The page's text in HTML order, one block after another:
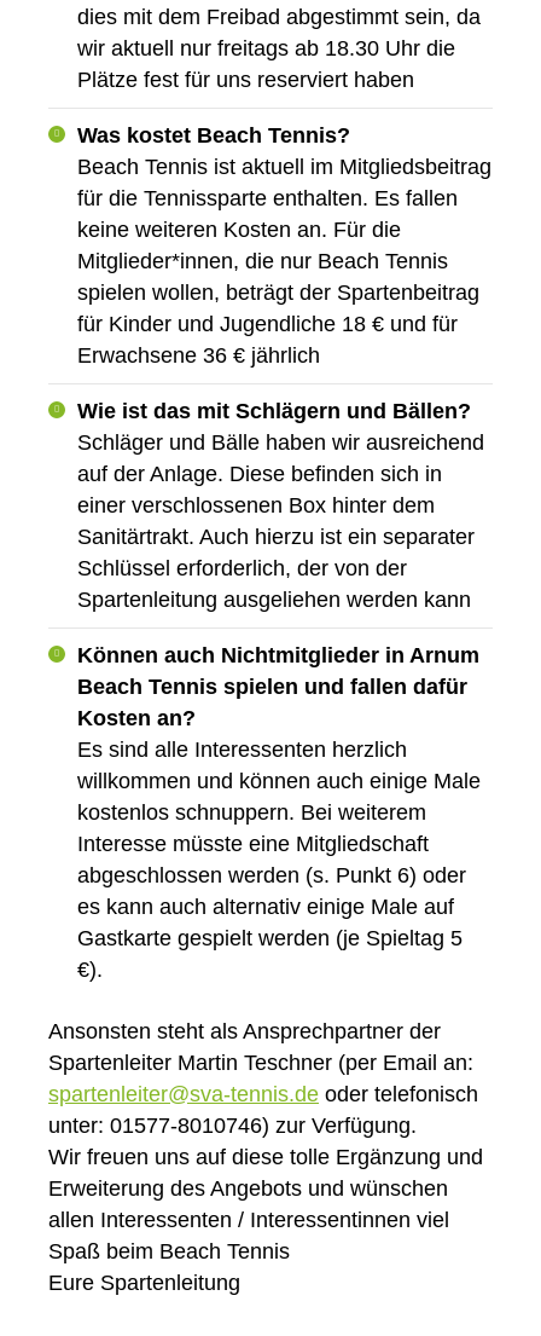
dies mit dem Freibad abgestimmt sein, da
wir aktuell nur freitags ab 18.30 Uhr die
Plätze fest für uns reserviert haben
Was kostet Beach Tennis?
Beach Tennis ist aktuell im Mitgliedsbeitrag
für die Tennissparte enthalten. Es fallen
keine weiteren Kosten an. Für die
Mitglieder*innen, die nur Beach Tennis
spielen wollen, beträgt der Spartenbeitrag
für Kinder und Jugendliche 18 € und für
Erwachsene 36 € jährlich
Wie ist das mit Schlägern und Bällen?
Schläger und Bälle haben wir ausreichend
auf der Anlage. Diese befinden sich in
einer verschlossenen Box hinter dem
Sanitärtrakt. Auch hierzu ist ein separater
Schlüssel erforderlich, der von der
Spartenleitung ausgeliehen werden kann
Können auch Nichtmitglieder in Arnum
Beach Tennis spielen und fallen dafür
Kosten an?
Es sind alle Interessenten herzlich
willkommen und können auch einige Male
kostenlos schnuppern. Bei weiterem
Interesse müsste eine Mitgliedschaft
abgeschlossen werden (s. Punkt 6) oder
es kann auch alternativ einige Male auf
Gastkarte gespielt werden (je Spieltag 5
€).
Ansonsten steht als Ansprechpartner der
Spartenleiter Martin Teschner (per Email an:
spartenleiter@sva-tennis.de oder telefonisch
unter: 01577-8010746) zur Verfügung.
Wir freuen uns auf diese tolle Ergänzung und
Erweiterung des Angebots und wünschen
allen Interessenten / Interessentinnen viel
Spaß beim Beach Tennis
Eure Spartenleitung